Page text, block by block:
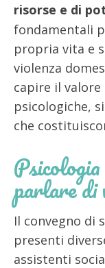
risorse e di
fondamentali
propria vita e
violenza
capire il
psicologiche,
che
parlare di
Il convegno di
presenti
assistenti